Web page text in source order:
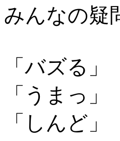
みんなの疑
「バズる
「うまっ
「しんど